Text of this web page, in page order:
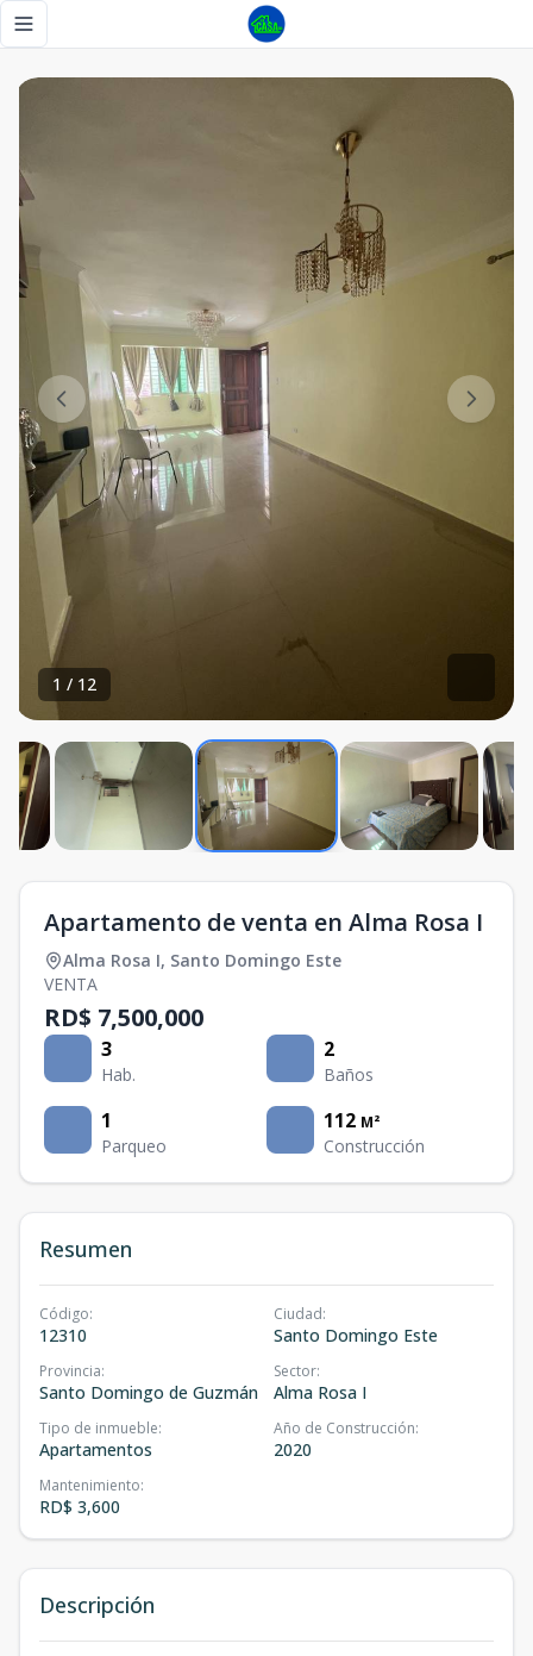
Toggle navigation menu
1 / 12
Apartamento de venta en Alma Rosa I
Alma Rosa I, Santo Domingo Este
VENTA
RD$ 7,500,000
3
Hab.
2
Baños
1
Parqueo
112 M²
Construcción
Resumen
Código:
12310
Ciudad:
Santo Domingo Este
Provincia:
Santo Domingo de Guzmán
Sector:
Alma Rosa I
Tipo de inmueble:
Apartamentos
Año de Construcción:
2020
Mantenimiento:
RD$ 3,600
Descripción
Apartamento de venta en Alma Rosa I - Tu Casa RD